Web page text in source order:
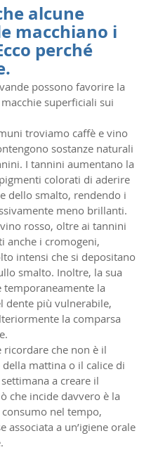
alcune
macchiano i
perché
possono favorire la
superficiali sui
troviamo caffè e vino
sostanze naturali
I tannini aumentano la
colorati di aderire
dello smalto, rendendo i
meno brillanti.
rosso, oltre ai tannini
anche i cromogeni,
intensi che si depositano
smalto. Inoltre, la sua
temporaneamente la
dente più vulnerabile,
la comparsa
ricordare che non è il
mattina o il calice di
a creare il
che incide davvero è la
nel tempo,
associata a un’igiene orale